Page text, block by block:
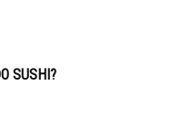
SUSHI?